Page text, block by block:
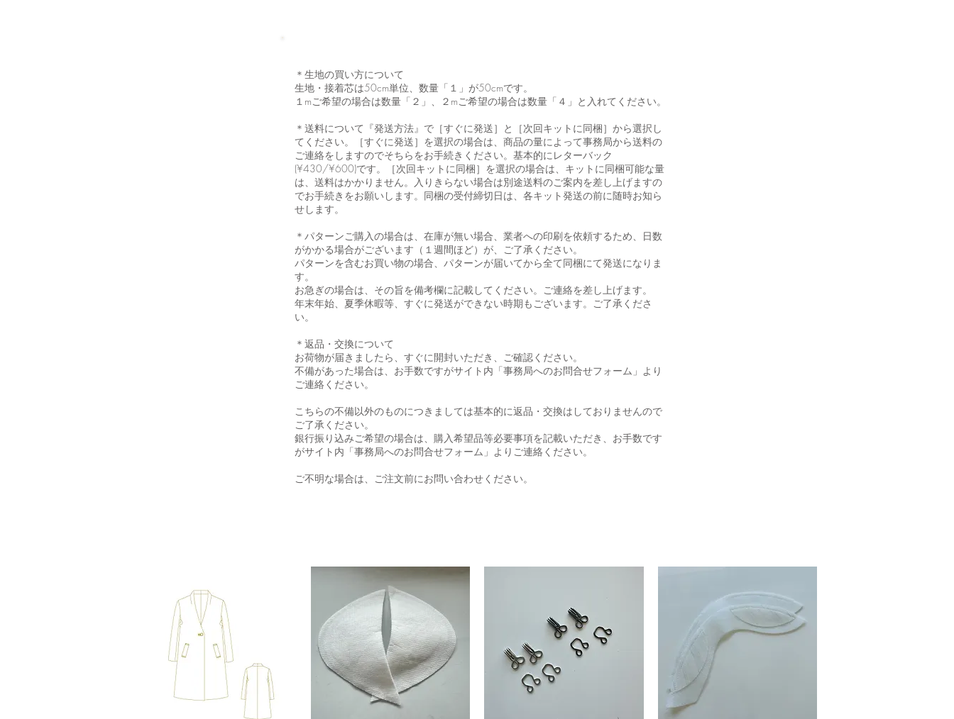
＊生地の買い方について
生地・接着芯は50cm単位、数量「１」が50cmです。
１mご希望の場合は数量「２」、２mご希望の場合は数量「４」と入れてください。
＊送料について『発送方法』で［すぐに発送］と［次回キットに同梱］から選択し
てください。［すぐに発送］を選択の場合は、商品の量によって事務局から送料の
ご連絡をしますのでそちらをお手続きください。基本的にレターバック
(¥430/¥600)です。［次回キットに同梱］を選択の場合は、キットに同梱可能な量
は、送料はかかりません。入りきらない場合は別途送料のご案内を差し上げますの
でお手続きをお願いします。同梱の受付締切日は、各キット発送の前に随時お知ら
せします。
＊パターンご購入の場合は、在庫が無い場合、業者への印刷を依頼するため、日数
がかかる場合がございます（１週間ほど）が、ご了承ください。
パターンを含むお買い物の場合、パターンが届いてから全て同梱にて発送になりま
す。
お急ぎの場合は、その旨を備考欄に記載してください。ご連絡を差し上げます。
年末年始、夏季休暇等、すぐに発送ができない時期もございます。ご了承くださ
い。
＊返品・交換について
お荷物が届きましたら、すぐに開封いただき、ご確認ください。
不備があった場合は、お手数ですがサイト内「事務局へのお問合せフォーム」より
ご連絡ください。
こちらの不備以外のものにつきましては基本的に返品・交換はしておりませんので
ご了承ください。
銀行振り込みご希望の場合は、購入希望品等必要事項を記載いただき、お手数です
がサイト内「事務局へのお問合せフォーム」よりご連絡ください。
ご不明な場合は、ご注文前にお問い合わせください。